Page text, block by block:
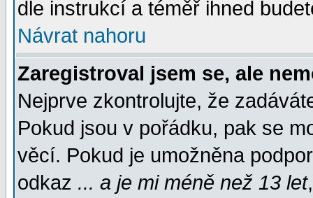
dle instrukcí a téměř ihned
Návrat nahoru
Zaregistroval jsem se, ale
Nejprve zkontrolujte, že
Pokud jsou v pořádku, pak se
věcí. Pokud je umožněna
odkaz ... a je mi méně než 13 let